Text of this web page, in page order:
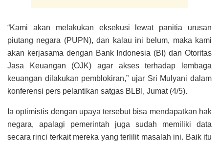
“Kami akan melakukan eksekusi lewat panitia urusan
piutang negara (PUPN), dan kalau ini belum, maka kami
akan kerjasama dengan Bank Indonesia (BI) dan Otoritas
Jasa Keuangan (OJK) agar akses terhadap lembaga
keuangan dilakukan pemblokiran,” ujar Sri Mulyani dalam
konferensi pers pelantikan satgas BLBI, Jumat (4/5).
Ia optimistis dengan upaya tersebut bisa mendapatkan hak
negara, apalagi pemerintah juga sudah memiliki data
secara rinci terkait mereka yang terlilit masalah ini. Baik itu